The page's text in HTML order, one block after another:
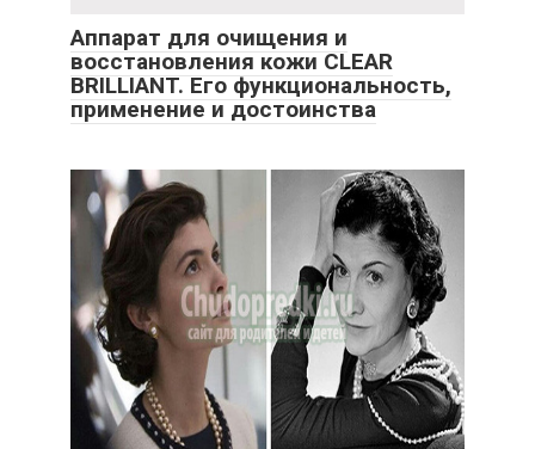
Аппарат для очищения и
восстановления кожи CLEAR
BRILLIANT. Его функциональность,
применение и достоинства